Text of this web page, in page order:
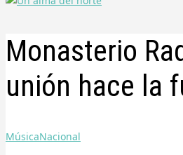
Monasterio
unión hace la
MúsicaNacional